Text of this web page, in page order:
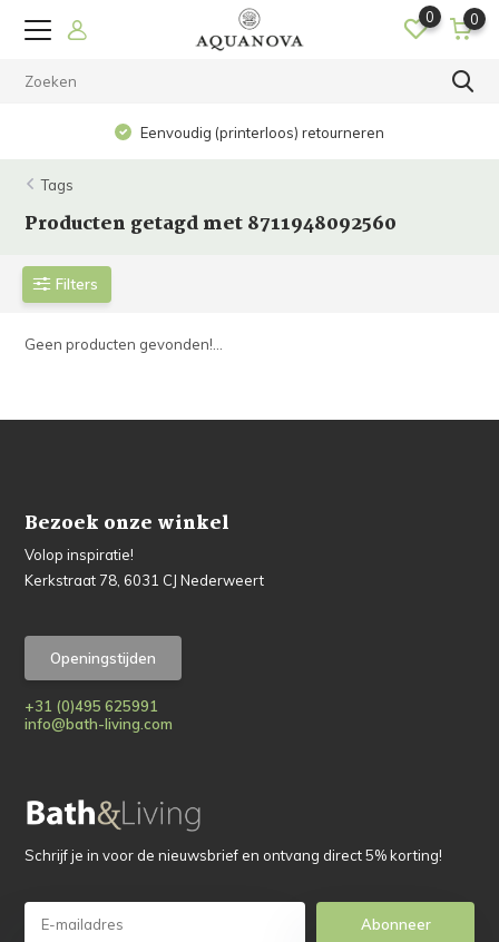
0 0
Eenvoudig (printerloos) retourneren
Tags
Producten getagd met 8711948092560
Filters
Geen producten gevonden!...
Bezoek onze winkel
Volop inspiratie!
Kerkstraat 78, 6031 CJ Nederweert
Openingstijden
+31 (0)495 625991
info@bath-living.com
Schrijf je in voor de nieuwsbrief en ontvang direct 5% korting!
Abonneer